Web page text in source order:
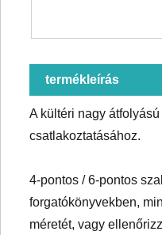
termékleírás
A kültéri nagy
csatlakoztatásához.
4-pontos / 6-pontos
forgatókönyvekben,
méretét, vagy